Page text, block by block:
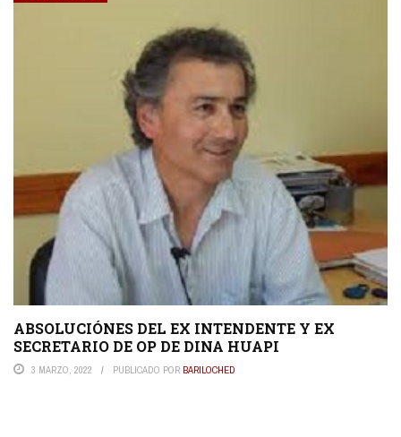
ABSOLUCIÓNES DEL EX INTENDENTE Y EX
SECRETARIO DE OP DE DINA HUAPI
3 MARZO, 2022 PUBLICADO POR BARILOCHED